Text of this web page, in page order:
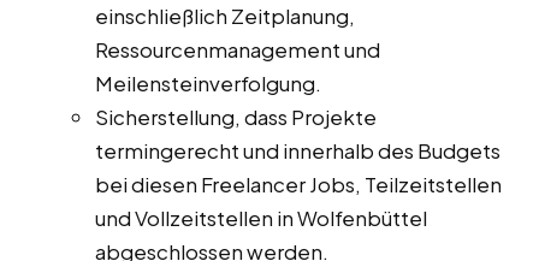
einschließlich Zeitplanung,
Ressourcenmanagement und
Meilensteinverfolgung.
Sicherstellung, dass Projekte
termingerecht und innerhalb des Budgets
bei diesen Freelancer Jobs, Teilzeitstellen
und Vollzeitstellen in Wolfenbüttel
abgeschlossen werden.